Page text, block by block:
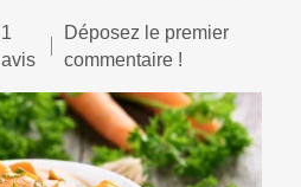
1
avis
Déposez le premier
commentaire !